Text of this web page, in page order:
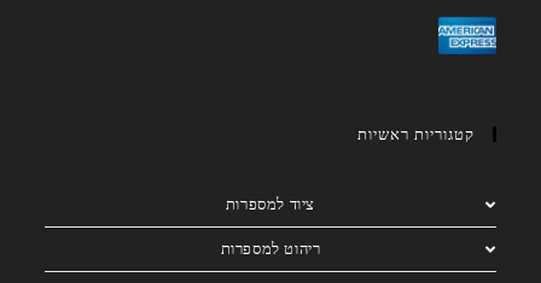
קטגוריות ראשיות
ציוד למספרות
ריהוט למספרות